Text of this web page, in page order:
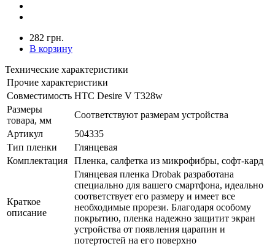
282 грн.
В корзину
Технические характеристики
Прочие характеристики
Совместимость HTC Desire V T328w
Размеры
товара, мм
Соответствуют размерам устройства
Артикул
504335
Тип пленки
Глянцевая
Комплектация
Пленка, салфетка из микрофибры, софт-кард
Краткое
описание
Глянцевая пленка Drobak разработана
специально для вашего смартфона, идеально
соответствует его размеру и имеет все
необходимые прорези. Благодаря особому
покрытию, пленка надежно защитит экран
устройства от появления царапин и
потертостей на его поверхно